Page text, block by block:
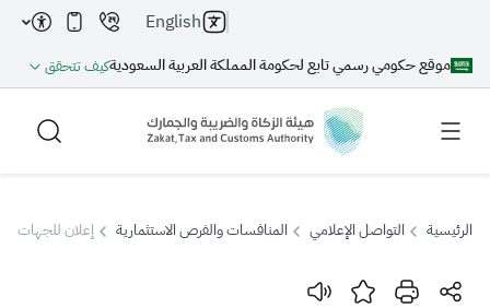
موقع حكومي رسمي تابع لحكومة المملكة العربية السعوديةكيف تتحقق
English
بحث
الرئيسية التواصل الإعلامي المنافسات والفرص الاستثمارية إعلان للجهات